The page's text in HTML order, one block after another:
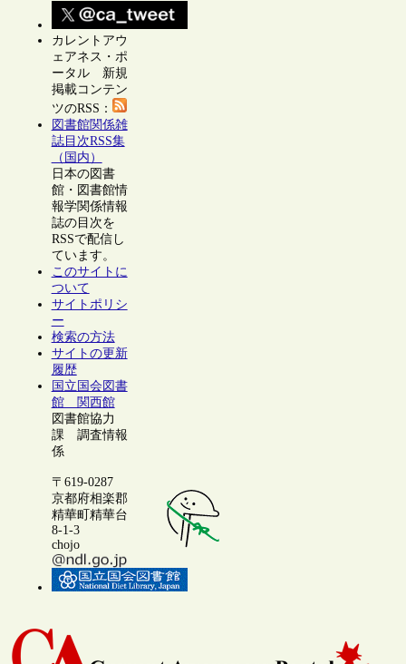
カレントアウ
ェアネス・ポ
ータル 新規
掲載コンテン
ツのRSS：
図書館関係雑
誌目次RSS集
（国内）
日本の図書
館・図書館情
報学関係情報
誌の目次を
RSSで配信し
ています。
このサイトに
ついて
サイトポリシ
ー
検索の方法
サイトの更新
履歴
国立国会図書
館 関西館
図書館協力
課 調査情報
係
〒619-0287
京都府相楽郡
精華町精華台
8-1-3
chojo